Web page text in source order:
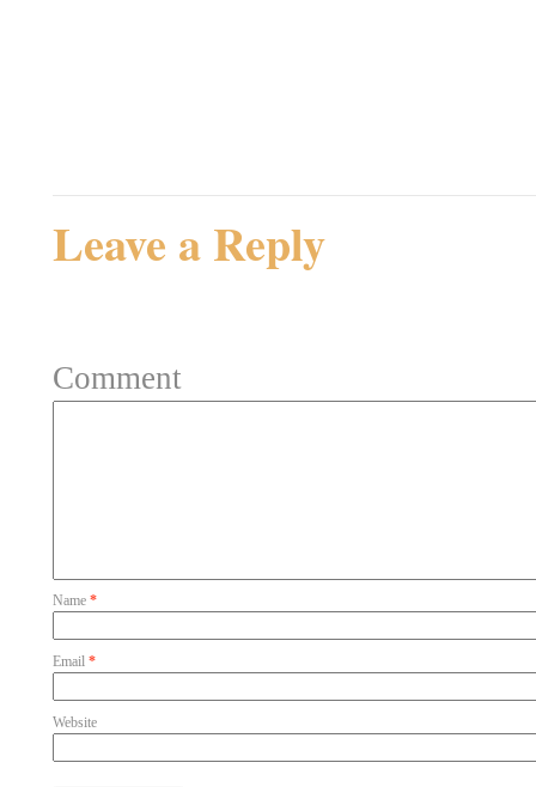
Leave a Reply
Comment
Name *
Email *
Website